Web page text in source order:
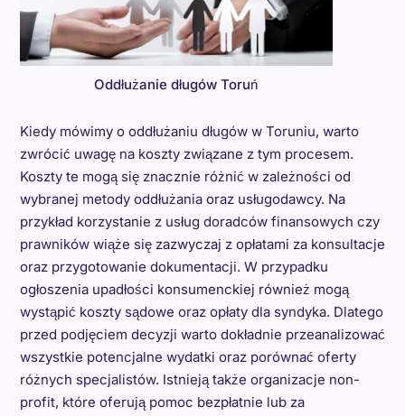
Oddłużanie długów Toruń
Kiedy mówimy o oddłużaniu długów w Toruniu, warto
zwrócić uwagę na koszty związane z tym procesem.
Koszty te mogą się znacznie różnić w zależności od
wybranej metody oddłużania oraz usługodawcy. Na
przykład korzystanie z usług doradców finansowych czy
prawników wiąże się zazwyczaj z opłatami za konsultacje
oraz przygotowanie dokumentacji. W przypadku
ogłoszenia upadłości konsumenckiej również mogą
wystąpić koszty sądowe oraz opłaty dla syndyka. Dlatego
przed podjęciem decyzji warto dokładnie przeanalizować
wszystkie potencjalne wydatki oraz porównać oferty
różnych specjalistów. Istnieją także organizacje non-
profit, które oferują pomoc bezpłatnie lub za